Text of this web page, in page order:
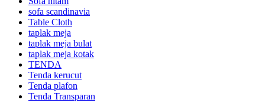
sofa scandinavia
Table Cloth
taplak meja
taplak meja bulat
taplak meja kotak
TENDA
Tenda kerucut
Tenda plafon
Tenda Transparan